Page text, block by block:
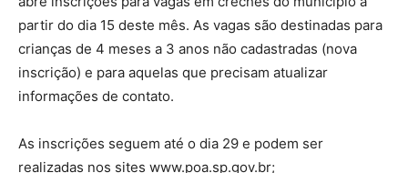
partir do dia 15 deste mês. As vagas são destinadas para
crianças de 4 meses a 3 anos não cadastradas (nova
inscrição) e para aquelas que precisam atualizar
informações de contato.
As inscrições seguem até o dia 29 e podem ser
realizadas nos sites www.poa.sp.gov.br;